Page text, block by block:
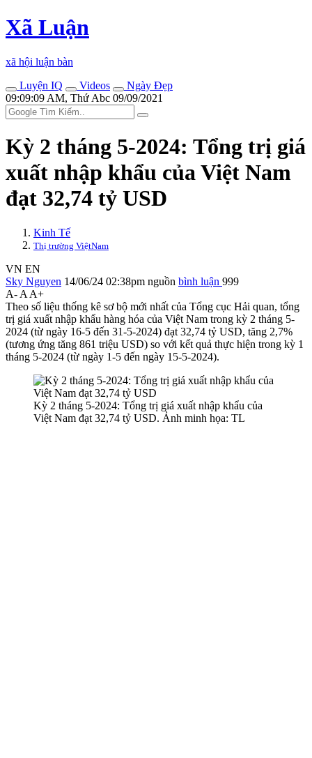
Xã Luận
xã hội luận bàn
Luyện IQ
Videos
Ngày Đẹp
09:09:09 AM, Thứ Abc 09/09/2021
Kỳ 2 tháng 5-2024: Tổng trị giá
xuất nhập khẩu của Việt Nam
đạt 32,74 tỷ USD
Kinh Tế
Thị trường ViệtNam
VN EN
Sky Nguyen 14/06/24 02:38pm nguồn bình luận 999
A- A A+
Theo số liệu thống kê sơ bộ mới nhất của Tổng cục Hải quan, tổng
trị giá xuất nhập khẩu hàng hóa của Việt Nam trong kỳ 2 tháng 5-
2024 (từ ngày 16-5 đến 31-5-2024) đạt 32,74 tỷ USD, tăng 2,7%
(tương ứng tăng 861 triệu USD) so với kết quả thực hiện trong kỳ 1
tháng 5-2024 (từ ngày 1-5 đến ngày 15-5-2024).
Kỳ 2 tháng 5-2024: Tổng trị giá xuất nhập khẩu của
Việt Nam đạt 32,74 tỷ USD. Ảnh minh họa: TL